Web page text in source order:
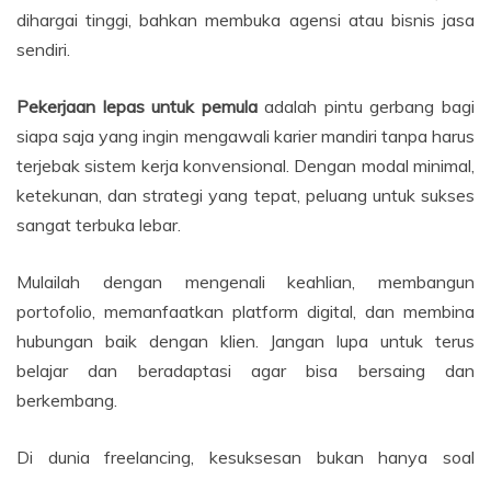
dihargai tinggi, bahkan membuka agensi atau bisnis jasa
sendiri.
Pekerjaan lepas untuk pemulaadalah pintu gerbang bagi
siapa saja yang ingin mengawali karier mandiri tanpa harus
terjebak sistem kerja konvensional. Dengan modal minimal,
ketekunan, dan strategi yang tepat, peluang untuk sukses
sangat terbuka lebar.
Mulailah dengan mengenali keahlian, membangun
portofolio, memanfaatkan platform digital, dan membina
hubungan baik dengan klien. Jangan lupa untuk terus
belajar dan beradaptasi agar bisa bersaing dan
berkembang.
Di dunia freelancing, kesuksesan bukan hanya soal